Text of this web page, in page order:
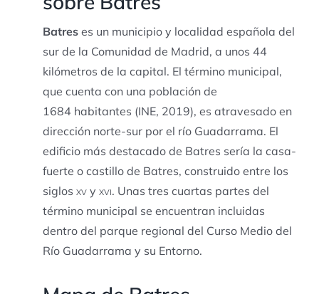
Batreses un municipio y localidad española del
sur de la Comunidad de Madrid, a unos 44
kilómetros de la capital. El término municipal,
que cuenta con una población de
1684 habitantes (INE, 2019), es atravesado en
dirección norte-sur por el río Guadarrama. El
edificio más destacado de Batres sería la casa-
fuerte o castillo de Batres, construido entre los
siglos xvy xvi. Unas tres cuartas partes del
término municipal se encuentran incluidas
dentro del parque regional del Curso Medio del
Río Guadarrama y su Entorno.